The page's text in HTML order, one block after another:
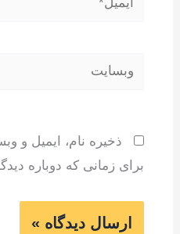
وبسایت
ذخیره نام، ایمیل و
برای زمانی که دوباره